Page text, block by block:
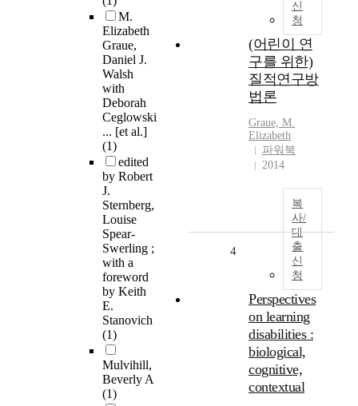
M.
Elizabeth
Graue,
Daniel J.
Walsh
with
Deborah
Ceglowski
... [et al.]
(1)
edited
by Robert
J.
Sternberg,
Louise
Spear-
Swerling ;
with a
foreword
by Keith
E.
Stanovich
(1)
Mulvihill,
Beverly A
(1)
신
청
(어린이 연
구를 위한)
질적연구방
법론
Graue, M.
Elizabeth
파워북
2014
복
사/
대
출
신
청
4
Perspectives
on learning
disabilities :
biological,
cognitive,
contextual